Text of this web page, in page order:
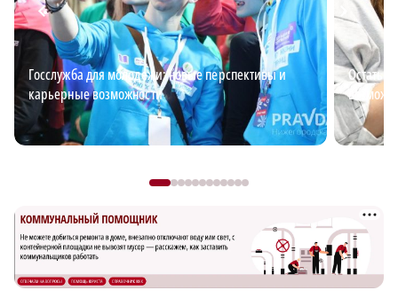
Госслужба для молодежи: новые перспективы и
карьерные возможности